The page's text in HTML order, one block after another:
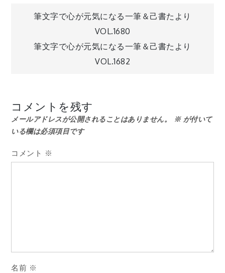
投
稿
ビ
ゲ
ー
筆文字で心が元気になる一筆＆己書たより
VOL.1680
筆文字で心が元気になる一筆＆己書たより
VOL.1682
コメントを残す
メールアドレスが公開されることはありません。 ※が付いて
いる欄は必須項目です
コメント ※
名前 ※